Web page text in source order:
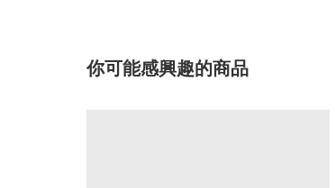
你可能感興趣的商品